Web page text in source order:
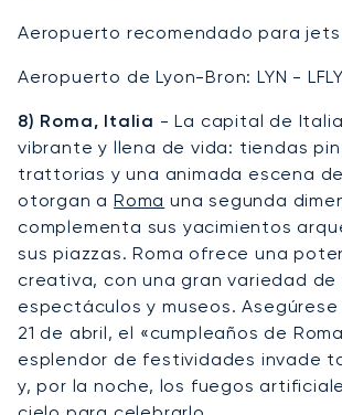
Aeropuerto recomendado para
Aeropuerto de Lyon-Bron: LYN - LFLY
8) Roma, Italia - La capital de
vibrante y llena de vida: tiendas
trattorias y una animada escena
otorgan aRoma una segunda
complementa sus yacimientos
sus piazzas. Roma ofrece una
creativa, con una gran variedad
espectáculos y museos.
21 de abril, el «cumpleaños de
esplendor de festividades invade
y, por la noche, los fuegos